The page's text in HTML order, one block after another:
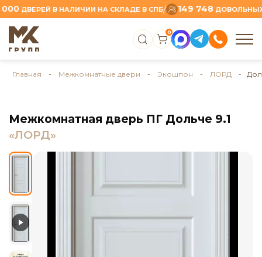
ДВЕРЕЙ В НАЛИЧИИ НА СКЛАДЕ В СПБ/ 149 748 ДОВОЛЬНЫХ
0
Главная - Межкомнатные двери - Экошпон - ЛОРД -
Межкомнатная дверь ПГ Дольче 9.1
«ЛОРД»